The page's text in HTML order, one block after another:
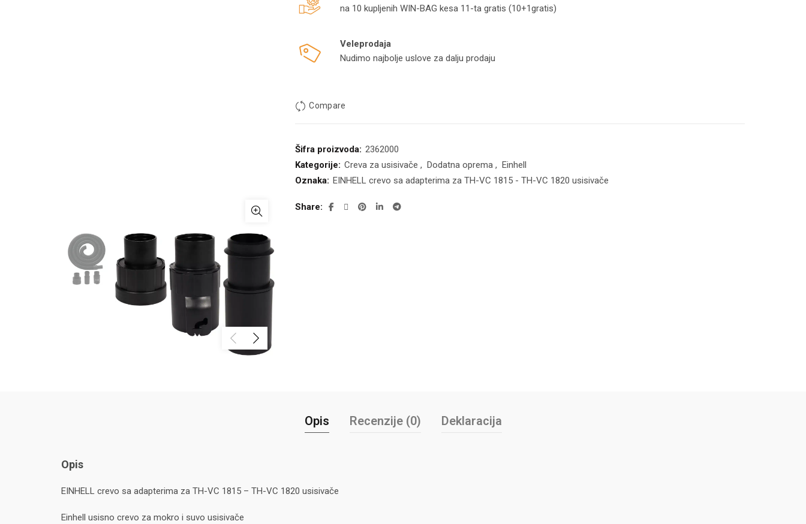
na 10 kupljenih WIN-BAG kesa 11-ta gratis (10+1gratis)
Veleprodaja
Nudimo najbolje uslove za dalju prodaju
Compare
Šifra proizvoda: 2362000
Kategorije: Creva za usisivače , Dodatna oprema , Einhell
Oznaka: EINHELL crevo sa adapterima za TH-VC 1815 - TH-VC 1820 usisivače
Share
Opis Recenzije (0) Deklaracija
Opis
EINHELL crevo sa adapterima za TH-VC 1815 – TH-VC 1820 usisivače
Einhell usisno crevo za mokro i suvo usisivače